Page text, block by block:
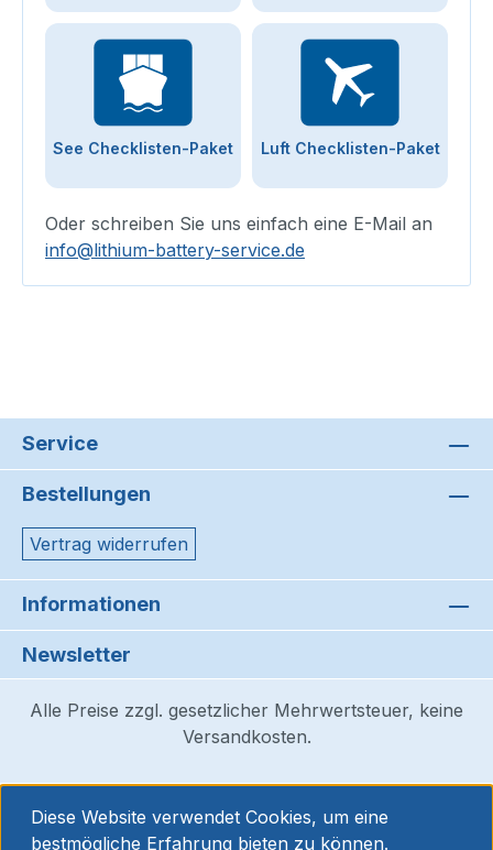
See Checklisten-Paket Luft Checklisten-Paket
Oder schreiben Sie uns einfach eine E-Mail an
info@lithium-battery-service.de
Service
Bestellungen
Vertrag widerrufen
Informationen
Newsletter
Alle Preise zzgl. gesetzlicher Mehrwertsteuer, keine
Versandkosten.
Diese Website verwendet Cookies, um eine
bestmögliche Erfahrung bieten zu können.